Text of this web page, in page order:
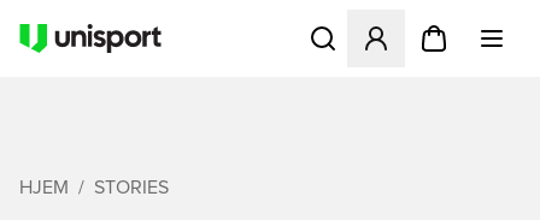
Åbner en Modal til at
HJEM STORIES